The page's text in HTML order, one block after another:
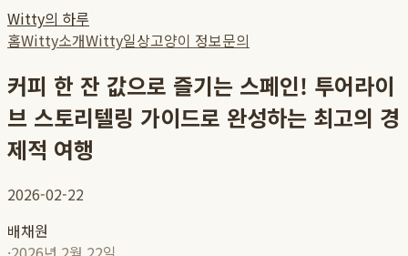
Witty의 하루
홈Witty소개Witty일상고양이 정보문의
커피 한 잔 값으로 즐기는 스페인! 투어라이
브 스토리텔링 가이드로 완성하는 최고의 경
제적 여행
2026-02-22
배채원